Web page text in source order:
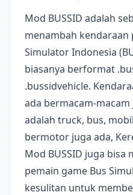
Mod BUSSID adalah
menambah kendaraan
Simulator Indonesia
biasanya berformat
.bussidvehicle.
ada bermacam-
adalah truck, bus,
bermotor juga ada,
Mod BUSSID juga bisa
pemain game Bus
kesulitan untuk